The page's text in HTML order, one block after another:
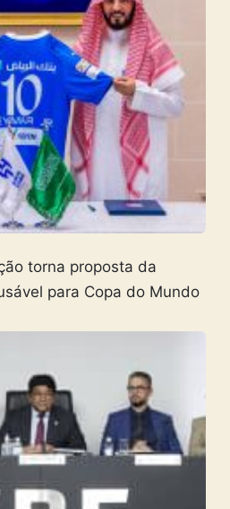
torna proposta da
para Copa do Mundo